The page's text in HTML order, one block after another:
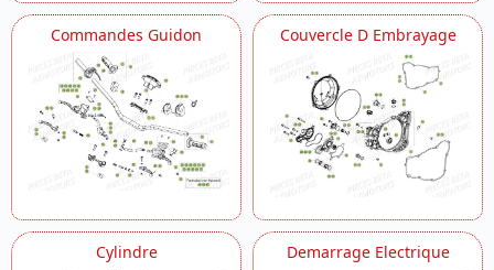
Commandes Guidon Couvercle D Embrayage
Cylindre Demarrage Electrique